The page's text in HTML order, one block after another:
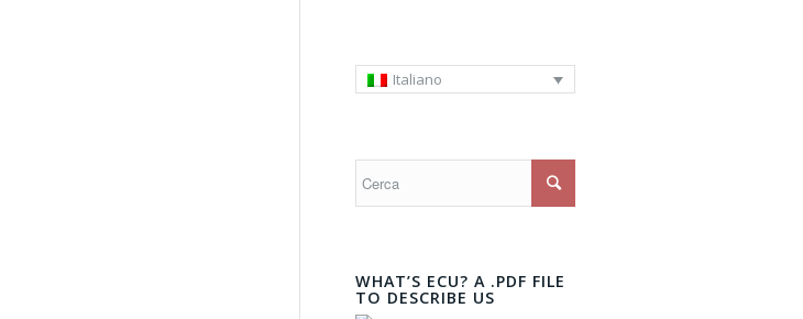
Italiano
WHAT’S ECU? A .PDF FILE
TO DESCRIBE US